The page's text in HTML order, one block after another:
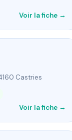
Voir la fiche →
Castries
Voir la fiche →